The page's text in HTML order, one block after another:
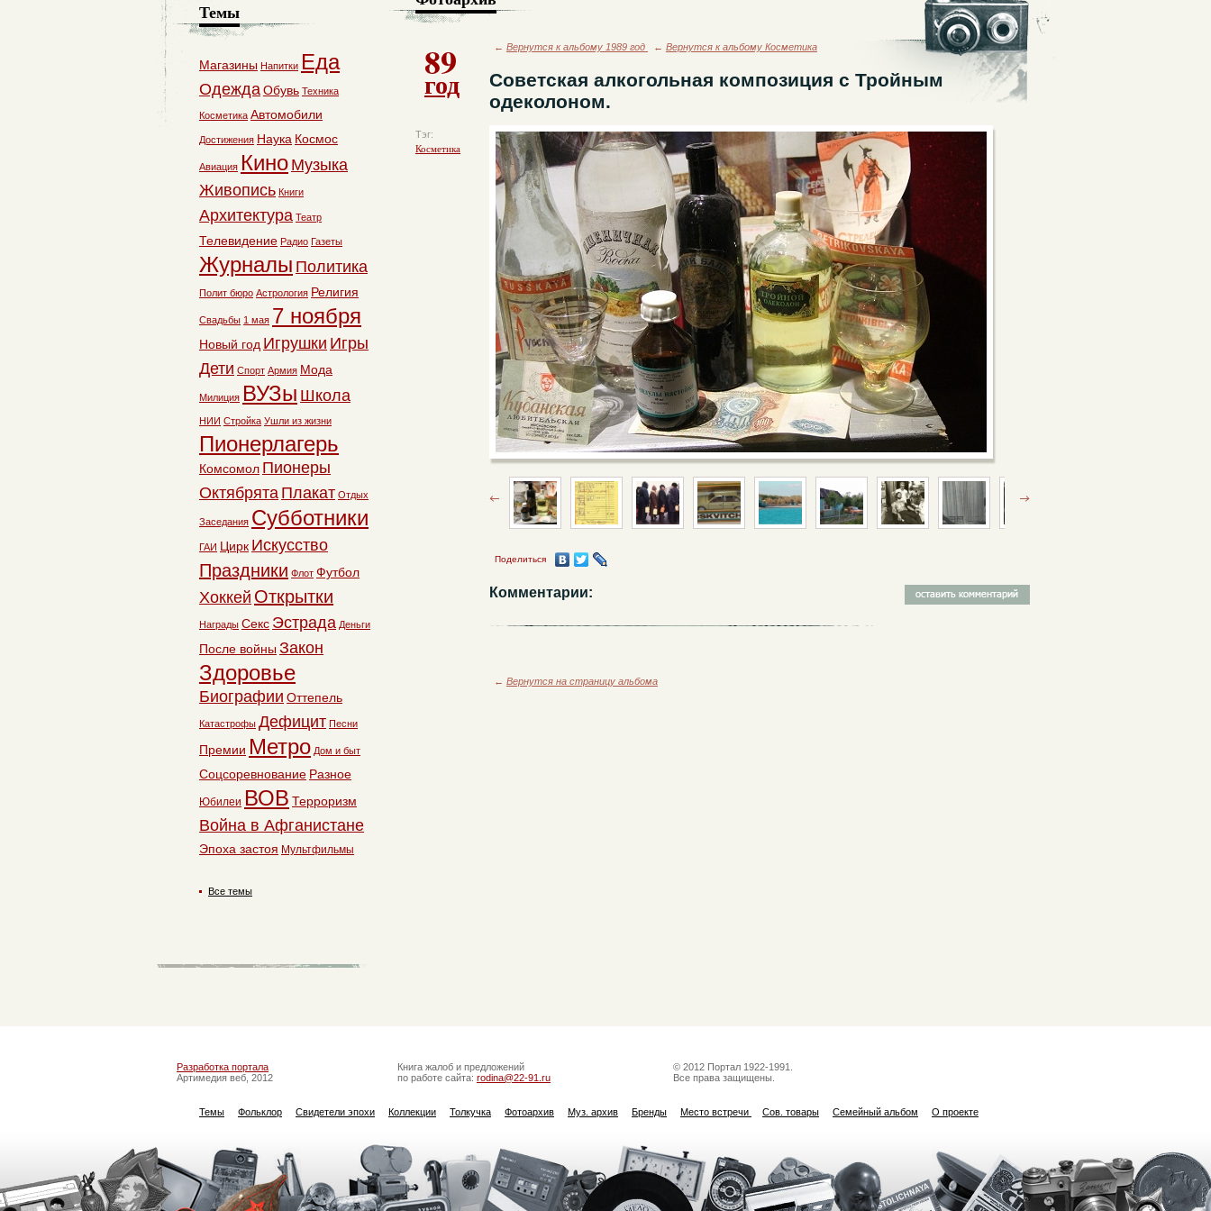
89
год
Тэг:
Косметика
← Вернутся к альбому 1989 год ← Вернутся к альбому Косметика
Советская алкогольная композиция с Тройным
одеколоном.
Поделиться
Комментарии:
← Вернутся на страницу альбома
Темы
Магазины Напитки Еда
ОдеждаОбувь Техника
Косметика Автомобили
Достижения Наука Космос
Авиация Кино Музыка
Живопись Книги
Архитектура Театр
Телевидение Радио Газеты
Журналы Политика
Полит бюро Астрология Религия
Свадьбы 1 мая 7 ноября
Новый год Игрушки Игры
Дети Спорт Армия Мода
Милиция ВУЗы Школа
НИИ Стройка Ушли из жизни
Пионерлагерь
Комсомол Пионеры
Октябрята Плакат Отдых
Заседания Субботники
ГАИ Цирк Искусство
Праздники Флот Футбол
Хоккей Открытки
Награды Секс Эстрада Деньги
После войны Закон
Здоровье
Биографии Оттепель
Катастрофы Дефицит Песни
Премии Метро Дом и быт
Соцсоревнование Разное
Юбилеи ВОВ Терроризм
Война в Афганистане
Эпоха застоя Мультфильмы
Все темы
Разработка портала
Артимедия веб, 2012
Книга жалоб и предложений
по работе сайта: rodina@22-91.ru
© 2012 Портал 1922-1991.
Все права защищены.
Темы Фольклор Свидетели эпохи Коллекции Толкучка Фотоархив Муз. архив Бренды Место встречи Сов. товары Семейный альбом О проекте